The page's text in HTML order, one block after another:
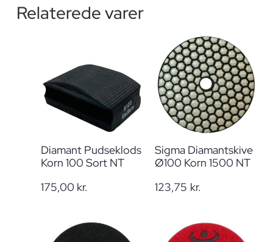
Relaterede varer
Diamant Pudseklods
Korn 100 Sort NT
175,00 kr.
Sigma Diamantskive
Ø100 Korn 1500 NT
123,75 kr.